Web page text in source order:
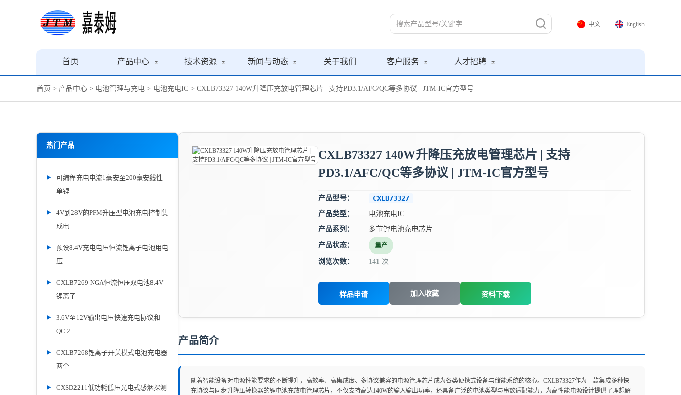
中文 English
首页 产品中心 技术资源 新闻与动态 关于我们 客户服务 人才招聘
首页 > 产品中心 > 电池管理与充电 > 电池充电IC > CXLB73327 140W升降压充放电管理芯片 | 支持PD3.1/AFC/QC等多协议 | JTM-IC官方型号
热门产品
可编程充电电流1毫安至200毫安线性
单锂
4V到28V的PFM升压型电池充电控制集
成电
预设8.4V充电电压恒流锂离子电池用电
压
CXLB7269-NGA恒流恒压双电池8.4V
锂离子
3.6V至12V输出电压快速充电协议和
QC 2.
CXLB7268锂离子开关模式电池充电器
两个
CXSD2211低功耗低压光电式感烟探测
CXLB73327 140W升降压充放电管理芯片 | 支持
PD3.1/AFC/QC等多协议 | JTM-IC官方型号
产品型号： CXLB73327
产品类型：
电池充电IC
产品系列：
多节锂电池充电芯片
产品状态： 量产
浏览次数： 141 次
样品申请 加入收藏 资料下载
产品简介
随着智能设备对电源性能要求的不断提升，高效率、高集成度、多协议兼容的电源管理芯片成为各类便携式设备与储能系统的核心。CXLB73327作为一款集成多种快
充协议与同步升降压转换器的锂电池充放电管理芯片，不仅支持高达140W的输入输出功率，还具备广泛的电池类型与串数适配能力，为高性能电源设计提供了理想解